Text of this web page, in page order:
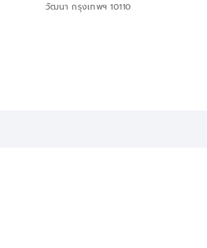
วัฒนา กรุงเทพฯ 10110